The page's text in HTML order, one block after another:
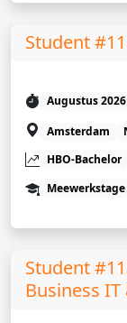
Student
Augustus 2026
Amsterdam
HBO-Bachelor
Meewerkstage
Student
Business